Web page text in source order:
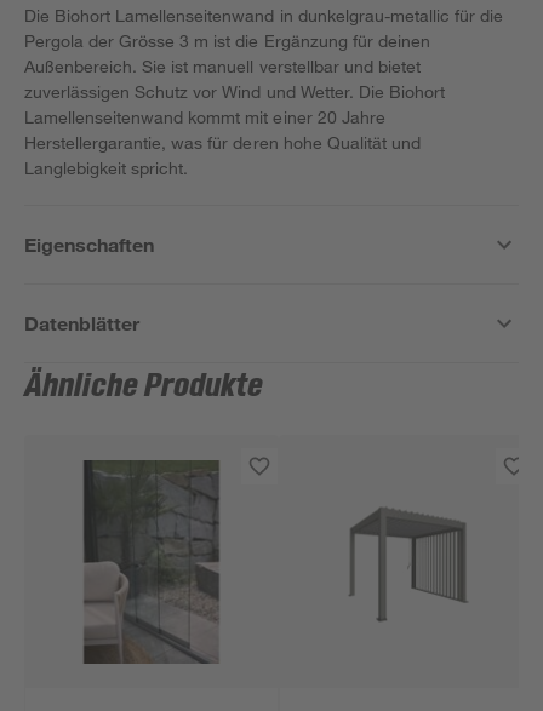
Die Biohort Lamellenseitenwand in dunkelgrau-metallic für die
Pergola der Grösse 3 m ist die Ergänzung für deinen
Außenbereich. Sie ist manuell verstellbar und bietet
zuverlässigen Schutz vor Wind und Wetter. Die Biohort
Lamellenseitenwand kommt mit einer 20 Jahre
Herstellergarantie, was für deren hohe Qualität und
Langlebigkeit spricht.
Eigenschaften
Datenblätter
Ähnliche Produkte